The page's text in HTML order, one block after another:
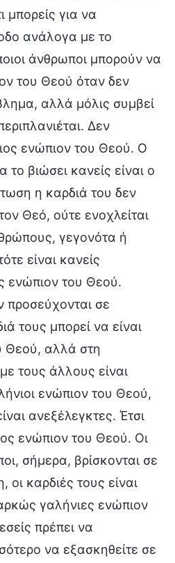
μπορείς για να
ανάλογα με το
άνθρωποι μπορούν να
του Θεού όταν δεν
αλλά μόλις συμβεί
Δεν
ενώπιον του Θεού. Ο
βιώσει κανείς είναι ο
η καρδιά του δεν
Θεό, ούτε ενοχλείται
γεγονότα ή
είναι κανείς
ενώπιον του Θεού.
προσεύχονται σε
τους μπορεί να είναι
Θεού, αλλά στη
τους άλλους είναι
ενώπιον του Θεού,
ανεξέλεγκτες. Έτσι
ενώπιον του Θεού. Οι
σήμερα, βρίσκονται σε
καρδιές τους είναι
γαλήνιες ενώπιον
πρέπει να
να εξασκηθείτε σε